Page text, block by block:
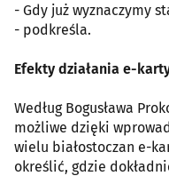
- Gdy już wyznaczymy
- podkreśla.
Efekty działania e-
Według Bogusława
możliwe dzięki
wielu białostoczan e-
określić, gdzie